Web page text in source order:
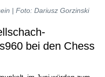
| Foto: Dariusz Gorzinski
bei den Chess